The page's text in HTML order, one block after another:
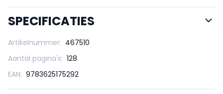
SPECIFICATIES
Artikelnummer: 467510
Aantal pagina's: 128
EAN: 9783625175292